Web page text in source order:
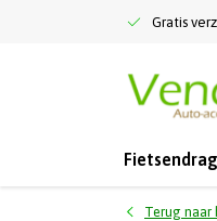
Gratis
Terug naar